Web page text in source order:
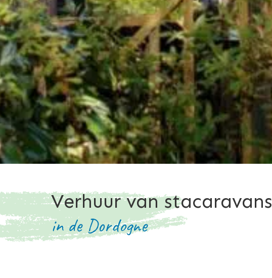
Verhuur van stacaravans
in de Dordogne